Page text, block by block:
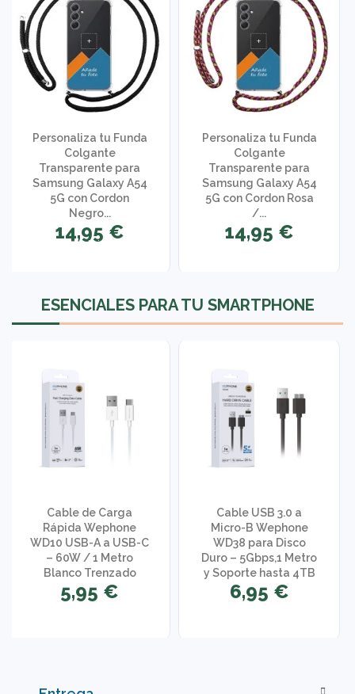
Personaliza tu Funda
Colgante
Transparente para
Samsung Galaxy A54
5G con Cordon
Negro...
14,95 €
1 opinión
Personaliza tu Funda
Colgante
Transparente para
Samsung Galaxy A54
5G con Cordon Rosa
/...
14,95 €
ESENCIALES PARA TU SMARTPHONE
Cable de Carga
Rápida Wephone
WD10 USB-A a USB-C
– 60W / 1 Metro
Blanco Trenzado
5,95 €
Cable USB 3.0 a
Micro-B Wephone
WD38 para Disco
Duro – 5Gbps,1 Metro
y Soporte hasta 4TB
6,95 €